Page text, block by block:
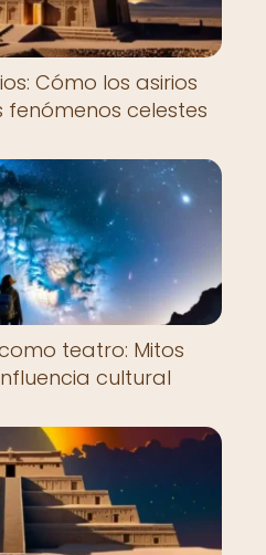
Cómo los asirios
celestes
teatro: Mitos
cultural